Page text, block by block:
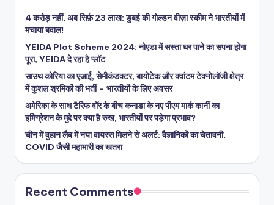
4 करोड़ नहीं, अब सिर्फ़ 23 लाख: डुबई की गोल्डन वीज़ा स्कीम ने भारतीयों में
मचाया बवाल!
YEIDA Plot Scheme 2024: नोएडा में सस्ता घर पाने का सपना होगा
पूरा, YEIDA दे रहा है प्लॉट
साउथ कोरिया का एआई, सेमीकंडक्टर, बायोटेक और क्वांटम टेक्नोलॉजी क्षेत्र
में कुशल श्रमिकों की भर्ती – भारतीयों के लिए अवसर
अमेरिका के साथ टैरिफ वॉर के बीच कनाडा के नए पीएम मार्क कार्नी का
इमिग्रेशन के मुद्दे पर क्या है रुख, भारतीयों पर पड़ेगा प्रभाव?
चीन में वुहान लैब में नया वायरस मिलने से अलर्ट: वैज्ञानिकों का चेतावनी,
COVID जैसी महामारी का खतरा
Recent Comments